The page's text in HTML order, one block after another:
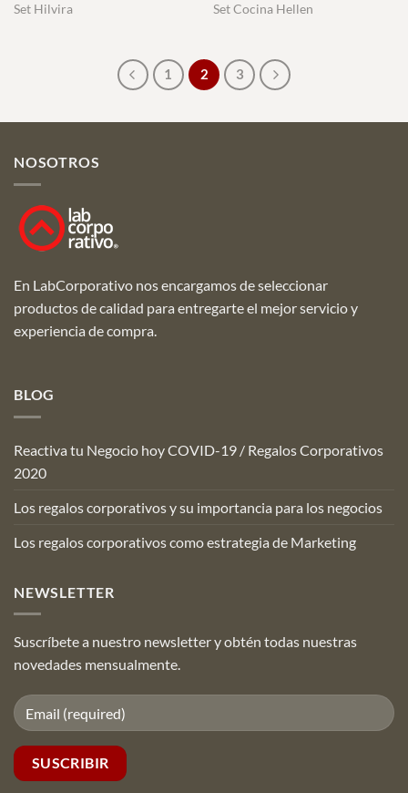
Set Hilvira Set Cocina Hellen
1 2 3
NOSOTROS
En LabCorporativo nos encargamos de seleccionar
productos de calidad para entregarte el mejor servicio y
experiencia de compra.
BLOG
Reactiva tu Negocio hoy COVID-19 / Regalos Corporativos
2020
Los regalos corporativos y su importancia para los negocios
Los regalos corporativos como estrategia de Marketing
NEWSLETTER
Suscríbete a nuestro newsletter y obtén todas nuestras
novedades mensualmente.